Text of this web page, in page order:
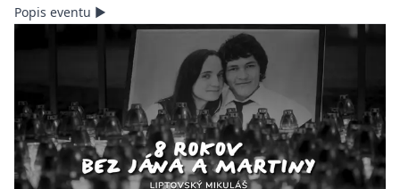
Popis eventu ▶